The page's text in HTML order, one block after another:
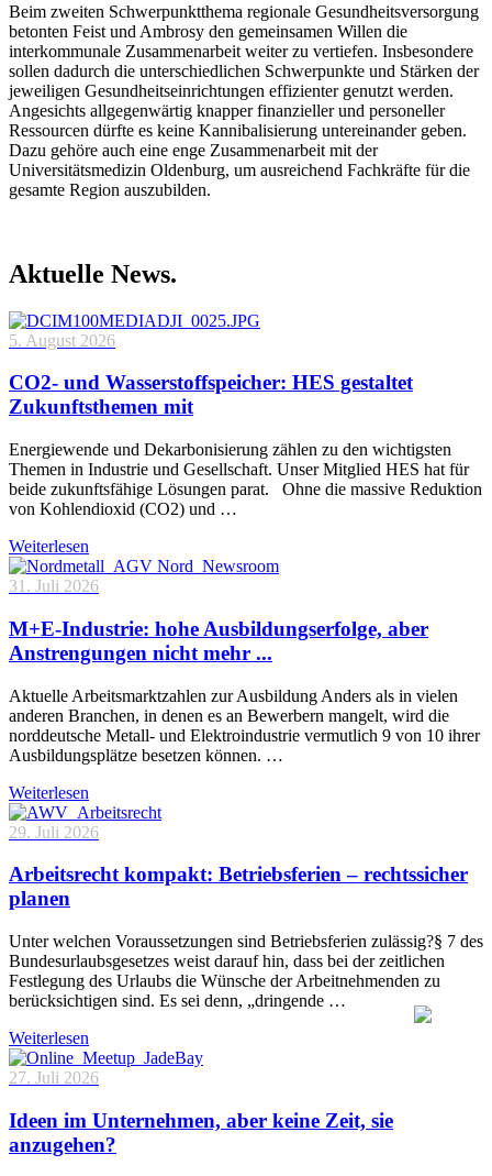
Beim zweiten Schwerpunktthema regionale Gesundheitsversorgung
betonten Feist und Ambrosy den gemeinsamen Willen die
interkommunale Zusammenarbeit weiter zu vertiefen. Insbesondere
sollen dadurch die unterschiedlichen Schwerpunkte und Stärken der
jeweiligen Gesundheitseinrichtungen effizienter genutzt werden.
Angesichts allgegenwärtig knapper finanzieller und personeller
Ressourcen dürfte es keine Kannibalisierung untereinander geben.
Dazu gehöre auch eine enge Zusammenarbeit mit der
Universitätsmedizin Oldenburg, um ausreichend Fachkräfte für die
gesamte Region auszubilden.
Aktuelle News.
5. August 2026
CO2- und Wasserstoffspeicher: HES gestaltet
Zukunftsthemen mit
Energiewende und Dekarbonisierung zählen zu den wichtigsten
Themen in Industrie und Gesellschaft. Unser Mitglied HES hat für
beide zukunftsfähige Lösungen parat. Ohne die massive Reduktion
von Kohlendioxid (CO2) und …
Weiterlesen
31. Juli 2026
M+E-Industrie: hohe Ausbildungserfolge, aber
Anstrengungen nicht mehr ...
Aktuelle Arbeitsmarktzahlen zur Ausbildung Anders als in vielen
anderen Branchen, in denen es an Bewerbern mangelt, wird die
norddeutsche Metall- und Elektroindustrie vermutlich 9 von 10 ihrer
Ausbildungsplätze besetzen können. …
Weiterlesen
29. Juli 2026
Arbeitsrecht kompakt: Betriebsferien – rechtssicher
planen
Unter welchen Voraussetzungen sind Betriebsferien zulässig?§ 7 des
Bundesurlaubsgesetzes weist darauf hin, dass bei der zeitlichen
Festlegung des Urlaubs die Wünsche der Arbeitnehmenden zu
berücksichtigen sind. Es sei denn, „dringende …
Weiterlesen
27. Juli 2026
Ideen im Unternehmen, aber keine Zeit, sie
anzugehen?